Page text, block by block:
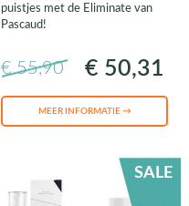
puistjes met de Eliminate van
Pascaud!
€ 55,90 € 50,31
MEER INFORMATIE →
SALE